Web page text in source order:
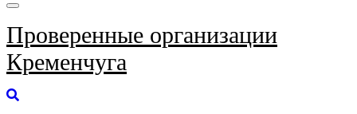
Проверенные организации
Кременчуга